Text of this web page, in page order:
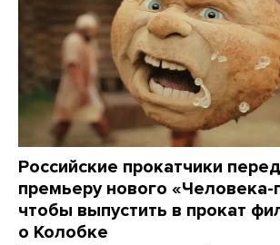
Российские прокатчики
премьеру нового «Человека-
чтобы выпустить в прокат
о Колобке